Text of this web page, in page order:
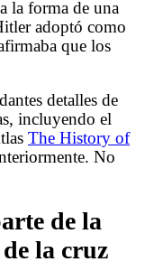
la forma de una
adoptó como
que los
detalles de
incluyendo el
The History of
No
de la
la cruz